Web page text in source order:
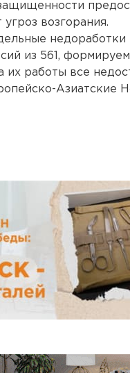
возгорания.
недоработки
из 561,
их работы все
Азиатские